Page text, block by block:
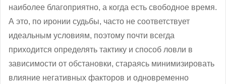
наиболее благоприятно, а когда есть свободное время.
А это, по иронии судьбы, часто не соответствует
идеальным условиям, поэтому почти всегда
приходится определять тактику и способ ловли в
зависимости от обстановки, стараясь минимизировать
влияние негативных факторов и одновременно